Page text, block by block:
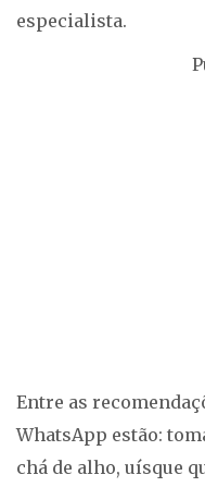
especialista.
Entre as
WhatsApp estão:
chá de alho, uísque